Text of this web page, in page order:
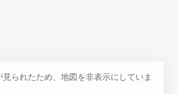
られたため、地図を非表示にしていま